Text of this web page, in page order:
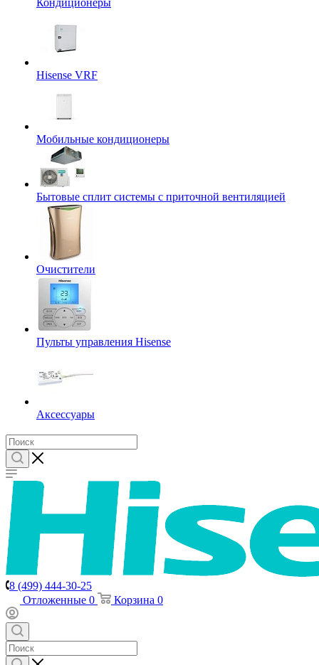
Кондиционеры
Hisense VRF
Мобильные кондиционеры
Бытовые сплит системы с приточной вентиляцией
Очистители
Пульты управления Hisense
Аксессуары
8 (499) 444-30-25
Отложенные 0 Корзина 0